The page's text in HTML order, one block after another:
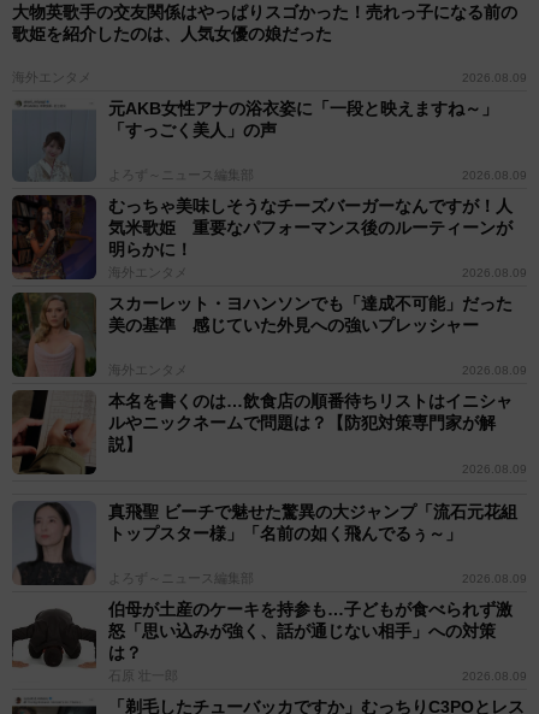
大物英歌手の交友関係はやっぱりスゴかった！売れっ子になる前の
歌姫を紹介したのは、人気女優の娘だった
海外エンタメ 2026.08.09
元AKB女性アナの浴衣姿に「一段と映えますね～」
「すっごく美人」の声
よろず～ニュース編集部 2026.08.09
むっちゃ美味しそうなチーズバーガーなんですが！人
気米歌姫 重要なパフォーマンス後のルーティーンが
明らかに！
海外エンタメ 2026.08.09
スカーレット・ヨハンソンでも「達成不可能」だった
美の基準 感じていた外見への強いプレッシャー
海外エンタメ 2026.08.09
本名を書くのは…飲食店の順番待ちリストはイニシャ
ルやニックネームで問題は？【防犯対策専門家が解
説】
2026.08.09
真飛聖 ビーチで魅せた驚異の大ジャンプ「流石元花組
トップスター様」「名前の如く飛んでるぅ～」
よろず～ニュース編集部 2026.08.09
伯母が土産のケーキを持参も…子どもが食べられず激
怒「思い込みが強く、話が通じない相手」への対策
は？
石原 壮一郎 2026.08.09
「剃毛したチューバッカですか」むっちりC3POとレス